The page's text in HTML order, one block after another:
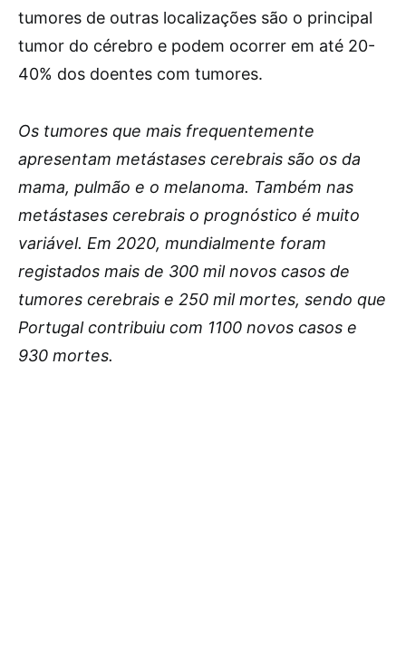
tumores de outras localizações são o principal
tumor do cérebro e podem ocorrer em até 20-
40% dos doentes com tumores.
Os tumores que mais frequentemente
apresentam metástases cerebrais são os da
mama, pulmão e o melanoma. Também nas
metástases cerebrais o prognóstico é muito
variável. Em 2020, mundialmente foram
registados mais de 300 mil novos casos de
tumores cerebrais e 250 mil mortes, sendo que
Portugal contribuiu com 1100 novos casos e
930 mortes.